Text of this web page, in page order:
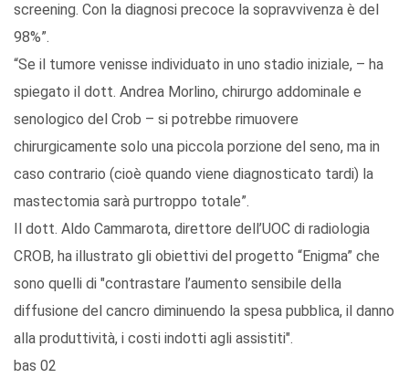
screening. Con la diagnosi precoce la sopravvivenza è del
98%”.
“Se il tumore venisse individuato in uno stadio iniziale, – ha
spiegato il dott. Andrea Morlino, chirurgo addominale e
senologico del Crob – si potrebbe rimuovere
chirurgicamente solo una piccola porzione del seno, ma in
caso contrario (cioè quando viene diagnosticato tardi) la
mastectomia sarà purtroppo totale”.
Il dott. Aldo Cammarota, direttore dell’UOC di radiologia
CROB, ha illustrato gli obiettivi del progetto “Enigma” che
sono quelli di "contrastare l’aumento sensibile della
diffusione del cancro diminuendo la spesa pubblica, il danno
alla produttività, i costi indotti agli assistiti".
bas 02